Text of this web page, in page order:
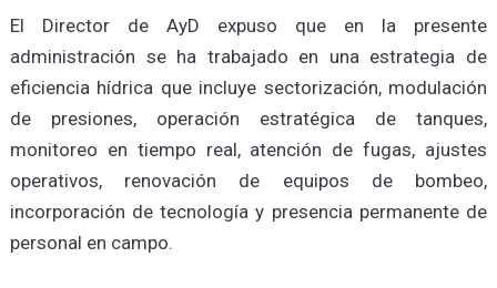
El Director de AyD expuso que en la presente
administración se ha trabajado en una estrategia de
eficiencia hídrica que incluye sectorización, modulación
de presiones, operación estratégica de tanques,
monitoreo en tiempo real, atención de fugas, ajustes
operativos, renovación de equipos de bombeo,
incorporación de tecnología y presencia permanente de
personal en campo.